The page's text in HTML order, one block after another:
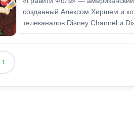
созданный Алексом Хиршем и
телеканалов Disney Channel и
1